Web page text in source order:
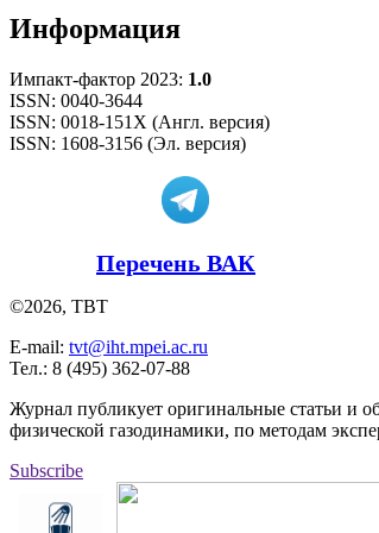
Информация
Импакт-фактор 2023: 1.0
ISSN: 0040-3644
ISSN: 0018-151X (Англ. версия)
ISSN: 1608-3156 (Эл. версия)
Перечень ВАК
©2026, ТВТ
E-mail: tvt@iht.mpei.ac.ru
Тел.: 8 (495) 362-07-88
Журнал публикует оригинальные статьи и
физической газодинамики, по методам
Subscribe